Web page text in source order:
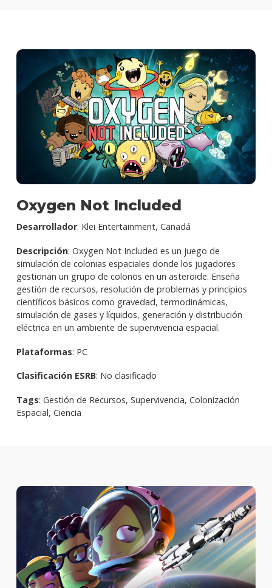
Oxygen Not Included
Desarrollador: Klei Entertainment, Canadá
Descripción: Oxygen Not Included es un juego de
simulación de colonias espaciales donde los jugadores
gestionan un grupo de colonos en un asteroide. Enseña
gestión de recursos, resolución de problemas y principios
científicos básicos como gravedad, termodinámicas,
simulación de gases y líquidos, generación y distribución
eléctrica en un ambiente de supervivencia espacial.
Plataformas: PC
Clasificación ESRB: No clasificado
Tags: Gestión de Recursos, Supervivencia, Colonización
Espacial, Ciencia